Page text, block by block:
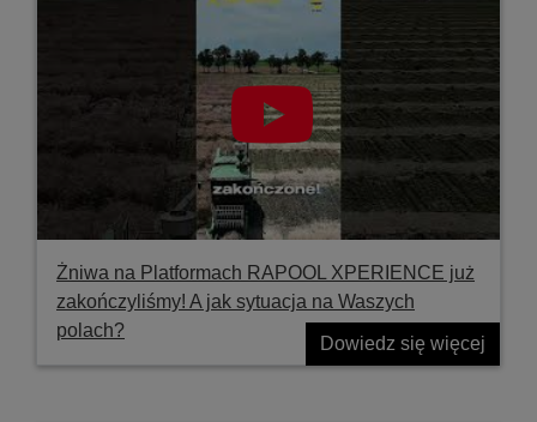
Żniwa na Platformach RAPOOL XPERIENCE już
zakończyliśmy! A jak sytuacja na Waszych
polach?
Dowiedz się więcej